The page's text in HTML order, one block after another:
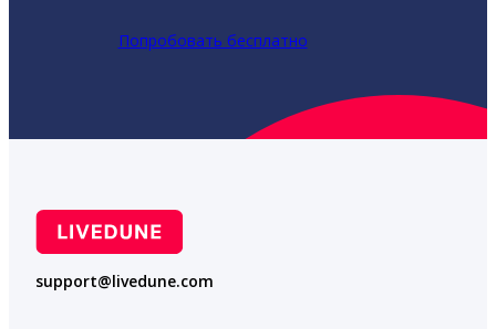
Попробовать бесплатно
support@livedune.com